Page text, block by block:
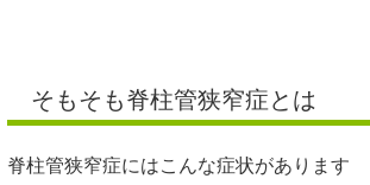
そもそも脊柱管狭窄症とは
脊柱管狭窄症にはこんな症状があります